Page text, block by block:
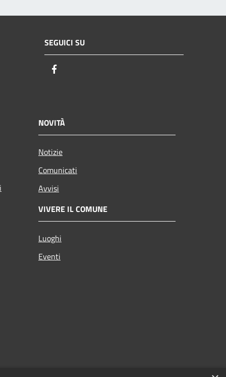
SEGUICI SU
NOVITÀ
Notizie
Comunicati
Avvisi
VIVERE IL COMUNE
Luoghi
Eventi